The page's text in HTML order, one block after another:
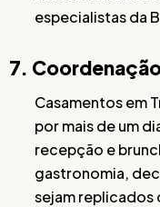
especialistas da
7.
Casamentos em
por mais de um
recepção e
gastronomia,
sejam